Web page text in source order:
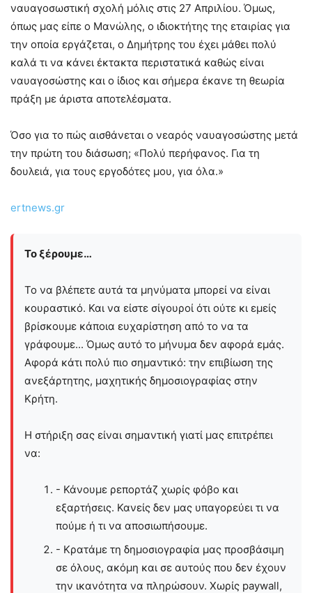
ναυαγοσωστική σχολή μόλις στις 27 Απριλίου. Όμως,
όπως μας είπε ο Μανώλης, ο ιδιοκτήτης της εταιρίας για
την οποία εργάζεται, ο Δημήτρης του έχει μάθει πολύ
καλά τι να κάνει έκτακτα περιστατικά καθώς είναι
ναυαγοσώστης και ο ίδιος και σήμερα έκανε τη θεωρία
πράξη με άριστα αποτελέσματα.
Όσο για το πώς αισθάνεται ο νεαρός ναυαγοσώστης μετά
την πρώτη του διάσωση; «Πολύ περήφανος. Για τη
δουλειά, για τους εργοδότες μου, για όλα.»
ertnews.gr
Το ξέρουμε…
Το να βλέπετε αυτά τα μηνύματα μπορεί να είναι
κουραστικό. Και να είστε σίγουροί ότι ούτε κι εμείς
βρίσκουμε κάποια ευχαρίστηση από το να τα
γράφουμε... Όμως αυτό το μήνυμα δεν αφορά εμάς.
Αφορά κάτι πολύ πιο σημαντικό: την επιβίωση της
ανεξάρτητης, μαχητικής δημοσιογραφίας στην
Kρήτη.
Η στήριξη σας είναι σημαντική γιατί μας επιτρέπει
να:
- Κάνουμε ρεπορτάζ χωρίς φόβο και
εξαρτήσεις. Κανείς δεν μας υπαγορεύει τι να
πούμε ή τι να αποσιωπήσουμε.
- Κρατάμε τη δημοσιογραφία μας προσβάσιμη
σε όλους, ακόμη και σε αυτούς που δεν έχουν
την ικανότητα να πληρώσουν. Χωρίς paywall,